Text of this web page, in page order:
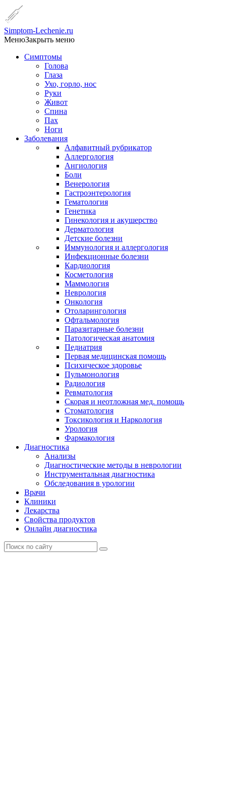
Simptom-Lechenie.ru
МенюЗакрыть меню
Симптомы
Голова
Глаза
Ухо, горло, нос
Руки
Живот
Спина
Пах
Ноги
Заболевания
Алфавитный рубрикатор
Аллергология
Ангиология
Боли
Венерология
Гастроэнтерология
Гематология
Генетика
Гинекология и акушерство
Дерматология
Детские болезни
Иммунология и аллергология
Инфекционные болезни
Кардиология
Косметология
Маммология
Неврология
Онкология
Отоларингология
Офтальмология
Паразитарные болезни
Патологическая анатомия
Педиатрия
Первая медицинская помощь
Психическое здоровье
Пульмонология
Радиология
Ревматология
Скорая и неотложная мед. помощь
Стоматология
Токсикология и Наркология
Урология
Фармакология
Диагностика
Анализы
Диагностические методы в неврологии
Инструментальная диагностика
Обследования в урологии
Врачи
Клиники
Лекарства
Свойства продуктов
Онлайн диагностика